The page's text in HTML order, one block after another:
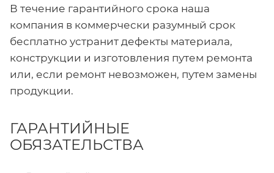
В течение гарантийного срока наша
компания в коммерчески разумный срок
бесплатно устранит дефекты материала,
конструкции и изготовления путем ремонта
или, если ремонт невозможен, путем замены
продукции.
ГАРАНТИЙНЫЕ
ОБЯЗАТЕЛЬСТВА